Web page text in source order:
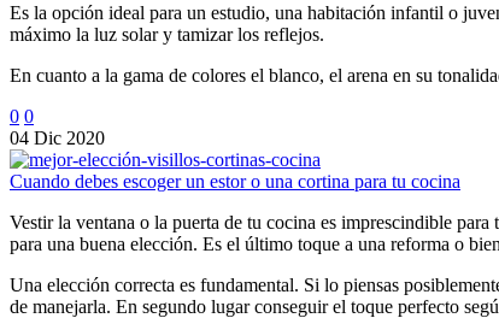
Es la opción ideal para un estudio, una habitación infantil o
máximo la luz solar y tamizar los reflejos.
En cuanto a la gama de colores el blanco, el arena en su
0 0
04 Dic 2020
Cuando debes escoger un estor o una cortina para tu cocina
Vestir la ventana o la puerta de tu cocina es imprescindible
para una buena elección. Es el último toque a una reforma o
Una elección correcta es fundamental. Si lo piensas
de manejarla. En segundo lugar conseguir el toque perfecto